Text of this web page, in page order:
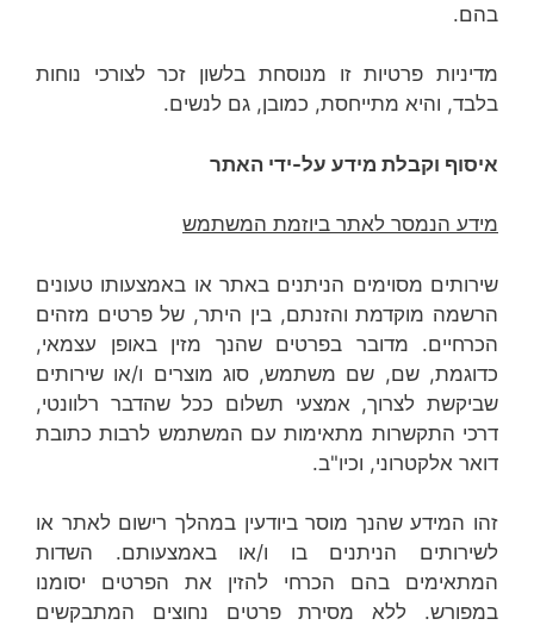
בהם.
מדיניות פרטיות זו מנוסחת בלשון זכר לצורכי נוחות
בלבד, והיא מתייחסת, כמובן, גם לנשים.
איסוף וקבלת מידע על-ידי האתר
מידע הנמסר לאתר ביוזמת המשתמש
שירותים מסוימים הניתנים באתר או באמצעותו טעונים
הרשמה מוקדמת והזנתם, בין היתר, של פרטים מזהים
הכרחיים. מדובר בפרטים שהנך מזין באופן עצמאי,
כדוגמת, שם, שם משתמש, סוג מוצרים ו/או שירותים
שביקשת לצרוך, אמצעי תשלום ככל שהדבר רלוונטי,
דרכי התקשרות מתאימות עם המשתמש לרבות כתובת
דואר אלקטרוני, וכיו"ב.
זהו המידע שהנך מוסר ביודעין במהלך רישום לאתר או
לשירותים הניתנים בו ו/או באמצעותם. השדות
המתאימים בהם הכרחי להזין את הפרטים יסומנו
במפורש. ללא מסירת פרטים נחוצים המתבקשים